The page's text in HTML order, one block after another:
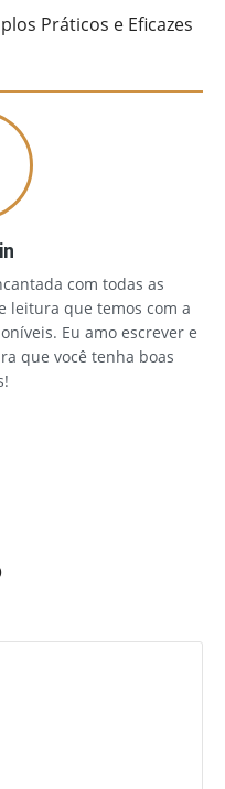
Práticos e Eficazes
com todas as
leitura que temos com a
Eu amo escrever e
que você tenha boas